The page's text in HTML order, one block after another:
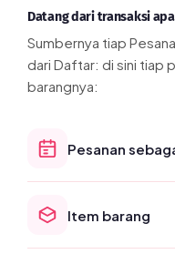
Datang dari transaksi
Sumbernya tiap
dari Daftar: di sini tiap
barangnya:
Pesanan
Item barang